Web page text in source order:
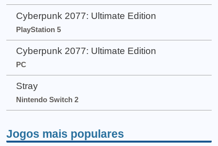
Cyberpunk 2077: Ultimate Edition
PlayStation 5
Cyberpunk 2077: Ultimate Edition
PC
Stray
Nintendo Switch 2
Jogos mais populares